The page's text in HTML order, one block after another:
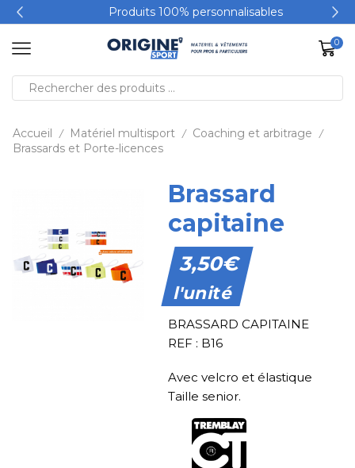
Produits 100% personnalisables
0
Accueil / Matériel multisport / Coaching et arbitrage /
Brassards et Porte-licences
Brassard
capitaine
3,50€
l'unité
BRASSARD CAPITAINE
REF : B16
Avec velcro et élastique
Taille senior.